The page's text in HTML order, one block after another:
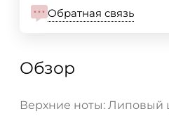
Обратная связь
Обзор
Верхние ноты: Липовый